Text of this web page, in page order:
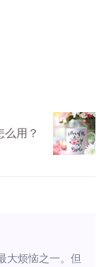
用？
大烦恼之一。但